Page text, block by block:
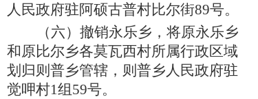
人民政府驻阿硕古普村比尔街89号。
（六） 撤销永乐乡，将原永乐乡
和原比尔乡各莫瓦西村所属行政区域
划归则普乡管辖，则普乡人民政府驻
觉呷村1组59号。